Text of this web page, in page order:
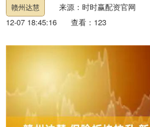
赣州达慧 来源：时时赢配资官网
12-07 18:45:16
查看：123